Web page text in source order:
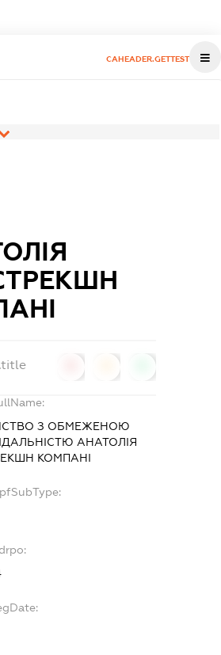
CAHEADER.GETTEST
З ОБМЕЖЕНОЮ
АНАТОЛІЯ
КОМПАНІ